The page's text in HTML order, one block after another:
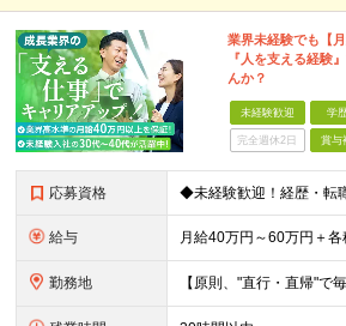
業界未経験でも【
『人を支える経験
んか？
未経験歓迎 学
完全週休2日 賞与
応募資格
給与
勤務地